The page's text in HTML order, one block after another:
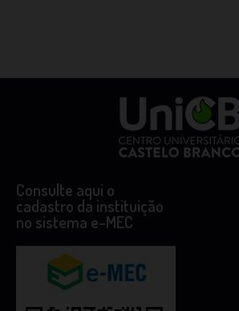
Consulte aqui o
cadastro da instituição
no sistema e-MEC